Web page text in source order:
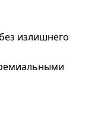
излишнего